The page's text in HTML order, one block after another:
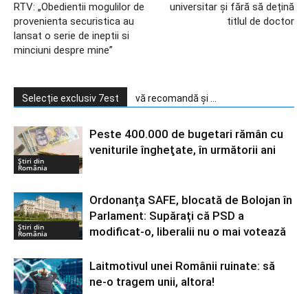
RTV: „Obedientii mogulilor de
provenienta securistica au
lansat o serie de ineptii si
minciuni despre mine”
universitar și fără să dețină
titlul de doctor
Selecție exclusiv 7est vă recomandă și ...
Știri din
România
Peste 400.000 de bugetari rămân cu
veniturile îngheţate, în următorii ani
Știri din
România
Ordonanța SAFE, blocată de Bolojan în
Parlament: Supărați că PSD a
modificat-o, liberalii nu o mai votează
Laitmotivul unei Românii ruinate: să
ne-o tragem unii, altora!